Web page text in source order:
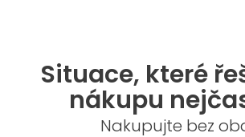
Situace, které
nákupu
Nakupujte bez